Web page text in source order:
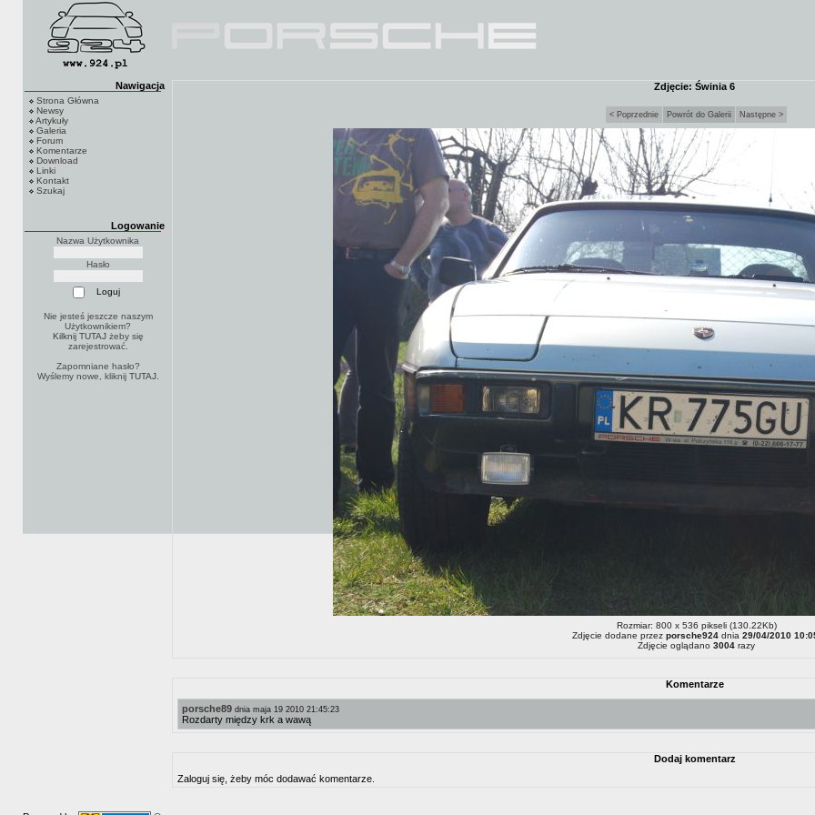
Nawigacja
Strona Główna
Newsy
Artykuły
Galeria
Forum
Komentarze
Download
Linki
Kontakt
Szukaj
Logowanie
Nazwa Użytkownika
Hasło
Nie jesteś jeszcze naszym
Użytkownikiem?
Kilknij TUTAJżeby się
zarejestrować.
Zapomniane hasło?
Wyślemy nowe, kliknij TUTAJ.
Zdjęcie: Świnia 6
< Poprzednie Powrót do Galerii Następne >
Rozmiar: 800 x 536 pikseli (130.22Kb)
Zdjęcie dodane przez porsche924dnia 29/04/2010
Zdjęcie oglądano 3004 razy
Komentarze
porsche89 dnia maja 19 2010 21:45:23
Rozdarty między krk a wawą
Dodaj komentarz
Zaloguj się, żeby móc dodawać komentarze.